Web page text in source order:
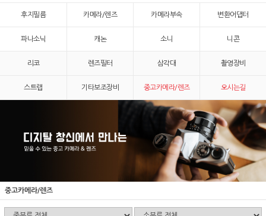
후지필름 카메라/렌즈 카메라부속 변환어댑터
파나소닉 캐논 소니 니콘
리코 렌즈필터 삼각대 촬영장비
스트랩 기타보조장비 중고카메라/렌즈 오시는길
중고카메라/렌즈